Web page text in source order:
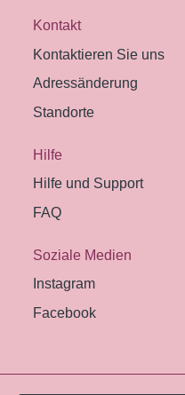
Kontakt
Kontaktieren Sie uns
Adressänderung
Standorte
Hilfe
Hilfe und Support
FAQ
Soziale Medien
Instagram
Facebook